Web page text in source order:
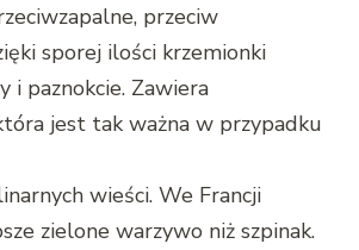
przeciw
sporej ilości krzemionki
i paznokcie. Zawiera
jest tak ważna w przypadku
wieści. We Francji
zielone warzywo niż szpinak.